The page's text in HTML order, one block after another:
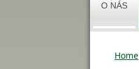
O NÁS
Home